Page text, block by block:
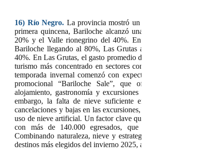
16) Río Negro. La provincia mostró un desempeño turístico
primera quincena, Bariloche alcanzó una ocupación del 70%,
20% y el Valle rionegrino del 40%. En la segunda quincena,
Bariloche llegando al 80%, Las Grutas al 40%, El Bolsón al
40%. En Las Grutas, el gasto promedio diario por familia tipo
turismo más concentrado en sectores con mayor poder
temporada invernal comenzó con expectativas moderadas,
promocional “Bariloche Sale”, que ofreció descuentos,
alojamiento, gastronomía y excursiones para atraer tanto al
embargo, la falta de nieve suficiente en el Cerro Catedral
cancelaciones y bajas en las excursiones, aunque se
uso de nieve artificial. Un factor clave que ayudó a sostener el
con más de 140.000 egresados, que actuó como
Combinando naturaleza, nieve y estrategias promocionales, la
destinos más elegidos del invierno 2025, aunque con cifras por